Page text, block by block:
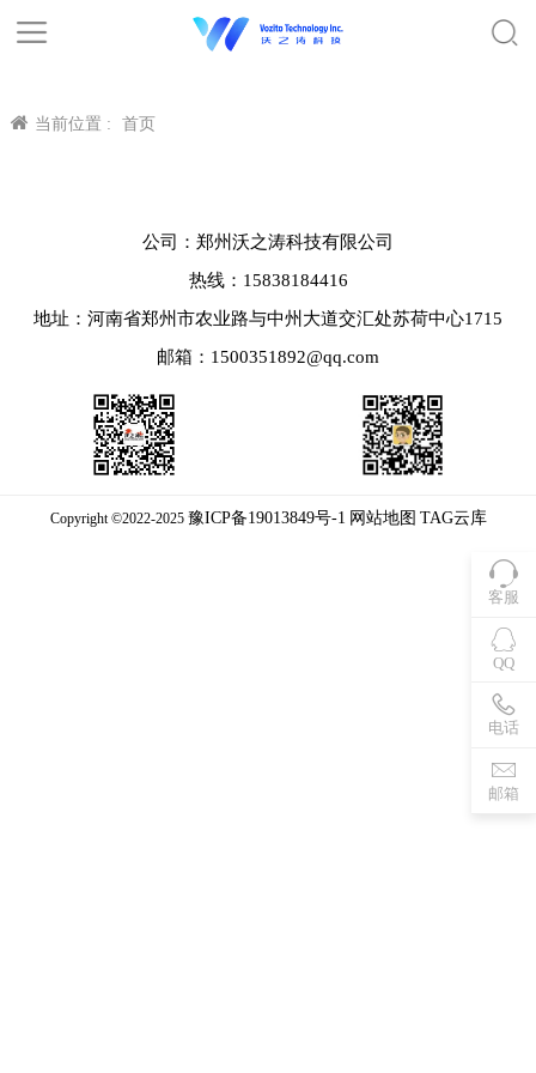
当前位置 : 首页
客服
QQ
电话
邮箱
公司：郑州沃之涛科技有限公司
热线：15838184416
地址：河南省郑州市农业路与中州大道交汇处苏荷中心1715
邮箱：1500351892@qq.com
Copyright ©2022-2025 豫ICP备19013849号-1 网站地图 TAG云库